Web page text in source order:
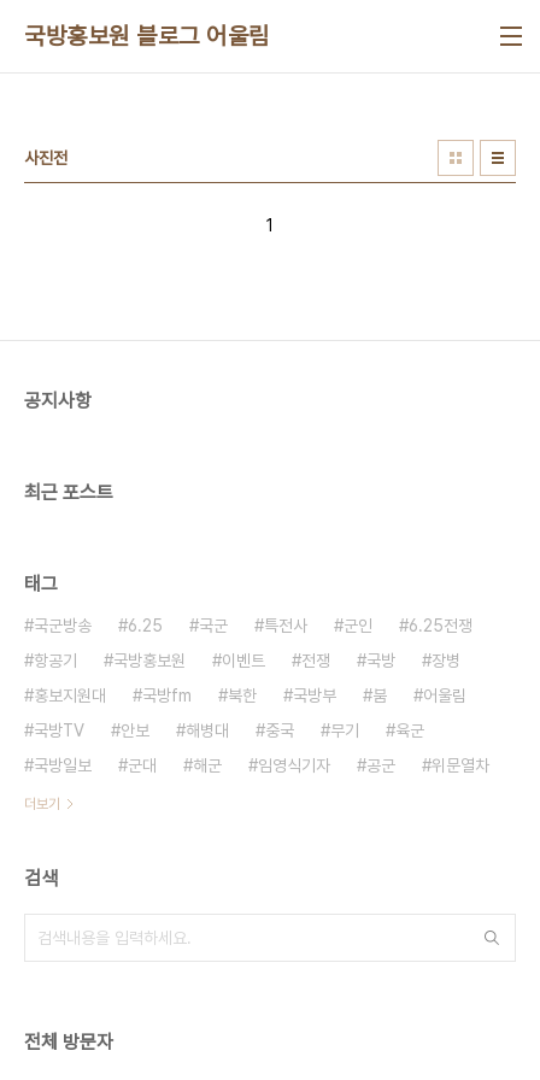
국방홍보원 블로그 어울림
사진전
1
공지사항
최근 포스트
태그
국군방송 6.25 국군 특전사 군인
6.25전쟁
항공기
국방홍보원 이벤트 전쟁 국방
장병
홍보지원대
국방fm 북한 국방부 붐
어울림
국방TV
안보 해병대 중국 무기
육군
국방일보
군대 해군 임영식기자 공군 위문열차
더보기
검색
전체 방문자